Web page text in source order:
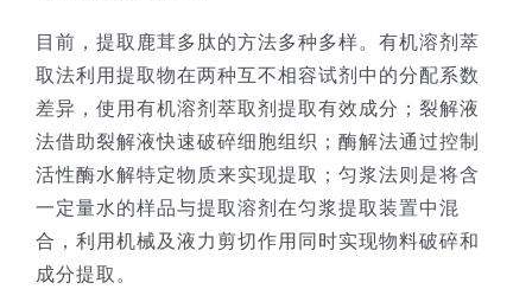
目前，提取鹿茸多肽的方法多种多样。有机溶剂萃
取法利用提取物在两种互不相容试剂中的分配系数
差异，使用有机溶剂萃取剂提取有效成分；裂解液
法借助裂解液快速破碎细胞组织；酶解法通过控制
活性酶水解特定物质来实现提取；匀浆法则是将含
一定量水的样品与提取溶剂在匀浆提取装置中混
合，利用机械及液力剪切作用同时实现物料破碎和
成分提取。